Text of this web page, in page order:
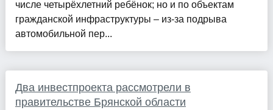
числе четырёхлетний ребёнок; но и по объектам
гражданской инфраструктуры – из-за подрыва
автомобильной пер...
Два инвестпроекта рассмотрели в
правительстве Брянской области